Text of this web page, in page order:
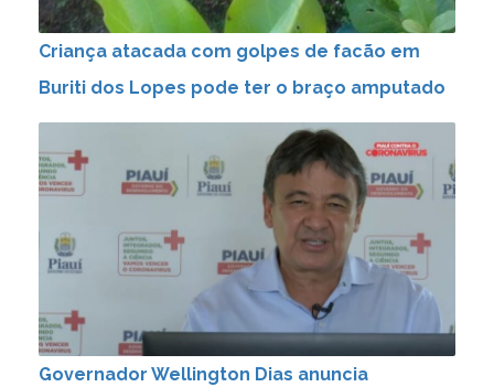
Criança atacada com golpes de facão em
Buriti dos Lopes pode ter o braço amputado
Governador Wellington Dias anuncia